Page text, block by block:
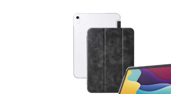
フリーワードで絞り込む